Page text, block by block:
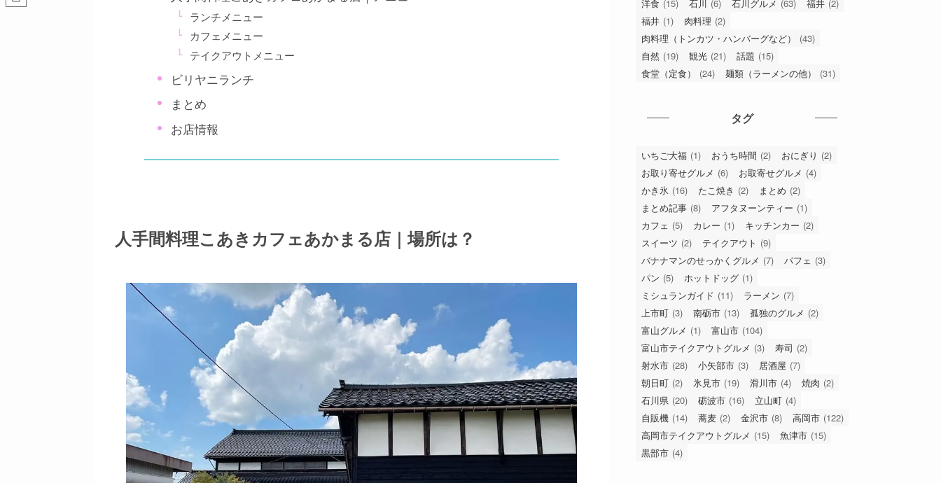
ランチメニュー
カフェメニュー
テイクアウトメニュー
ビリヤニランチ
まとめ
お店情報
人手間料理こあきカフェあかまる店｜場所は？
洋食 (15) 石川 (6) 石川グルメ (63) 福井 (2)
福井 (1) 肉料理 (2)
肉料理（トンカツ・ハンバーグなど）
(43)
自然 (19) 観光 (21) 話題 (15)
食堂（定食）
(24) 麺類（ラーメンの他） (31)
タグ
いちご大福 (1) おうち時間 (2) おにぎり (2)
お取り寄せグルメ (6) お取寄せグルメ (4)
かき氷 (16) たこ焼き (2) まとめ (2)
まとめ記事 (8) アフタヌーンティー (1)
カフェ (5) カレー (1) キッチンカー (2)
スイーツ (2) テイクアウト (9)
バナナマンのせっかくグルメ (7) パフェ (3)
パン (5) ホットドッグ (1)
ミシュランガイド (11) ラーメン (7)
上市町 (3) 南砺市 (13) 孤独のグルメ (2)
富山グルメ (1) 富山市 (104)
富山市テイクアウトグルメ (3) 寿司 (2)
射水市 (28) 小矢部市 (3) 居酒屋 (7)
朝日町 (2) 氷見市 (19) 滑川市 (4) 焼肉 (2)
石川県 (20) 砺波市 (16) 立山町 (4)
自販機 (14) 蕎麦 (2) 金沢市 (8) 高岡市 (122)
高岡市テイクアウトグルメ (15) 魚津市 (15)
黒部市 (4)